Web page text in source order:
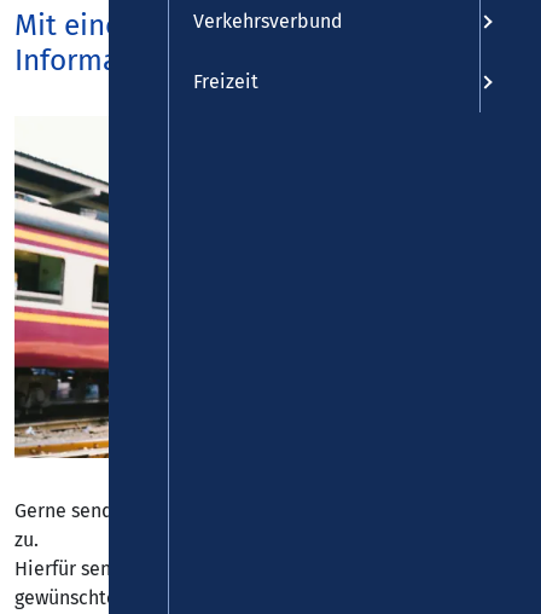
Mit einem Klick zu den wichtigsten
Informationen
Gerne senden wir Ihnen unser Informationsmaterial auch
zu.
Hierfür senden Sie bitte eine
gewünschten Infobroschüren. Der Versand erfolgt für Sie
Verkehrsverbund
Freizeit